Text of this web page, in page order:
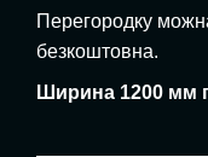
Перегородку
безкоштовна.
Ширина 1200 мм